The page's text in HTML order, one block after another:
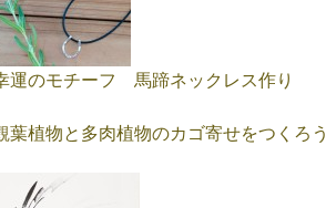
運のモチーフ 馬蹄ネックレス作り
葉植物と多肉植物のカゴ寄せをつくろう